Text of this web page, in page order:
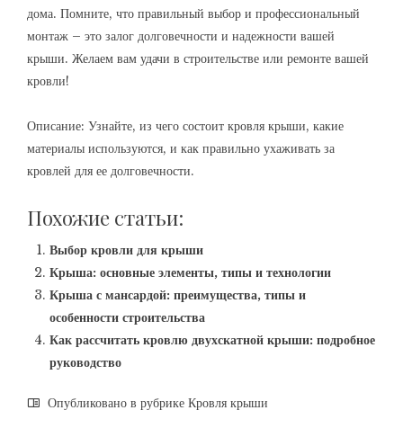
дома. Помните, что правильный выбор и профессиональный
монтаж – это залог долговечности и надежности вашей
крыши. Желаем вам удачи в строительстве или ремонте вашей
кровли!
Описание: Узнайте, из чего состоит кровля крыши, какие
материалы используются, и как правильно ухаживать за
кровлей для ее долговечности.
Похожие статьи:
Выбор кровли для крыши
Крыша: основные элементы, типы и технологии
Крыша с мансардой: преимущества, типы и
особенности строительства
Как рассчитать кровлю двухскатной крыши: подробное
руководство
Опубликовано в рубрике Кровля крыши